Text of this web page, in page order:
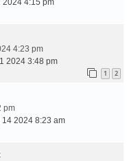
4:23 pm
2024 3:48 pm
1 2
pm
14 2024 8:23 am